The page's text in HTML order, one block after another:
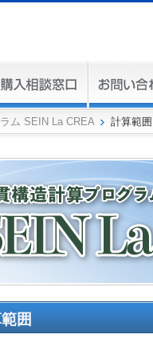
ム SEIN La CREA 計算範囲
囲